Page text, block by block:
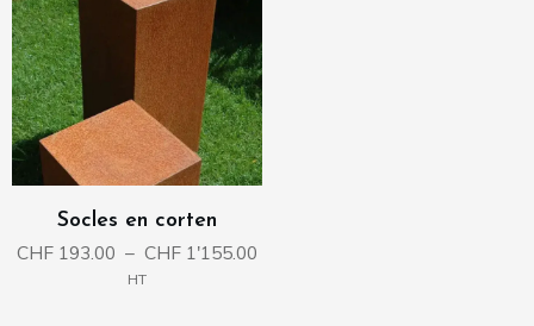
Socles en corten
CHF193.00 – CHF1'155.00Plage
HT